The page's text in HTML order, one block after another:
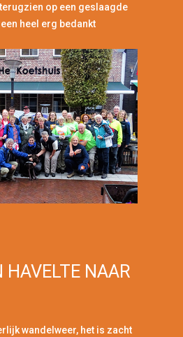
op een geslaagde
heel erg bedankt
HAVELTE NAAR
wandelweer, het is zacht